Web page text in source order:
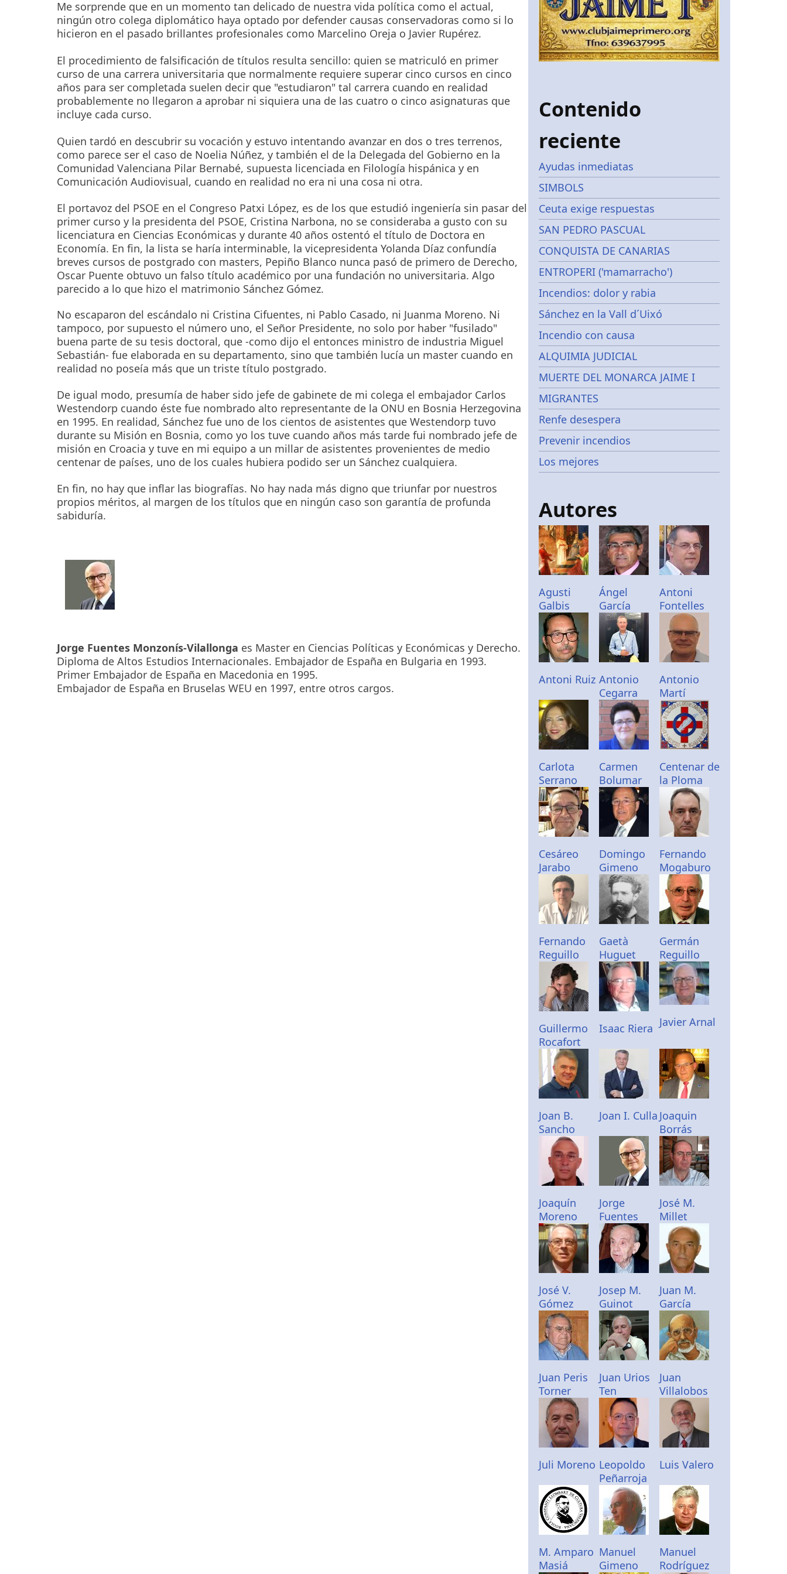
Me sorprende que en un momento tan delicado de nuestra vida política como el actual,
ningún otro colega diplomático haya optado por defender causas conservadoras como si lo
hicieron en el pasado brillantes profesionales como Marcelino Oreja o Javier Rupérez.
El procedimiento de falsificación de títulos resulta sencillo: quien se matriculó en primer
curso de una carrera universitaria que normalmente requiere superar cinco cursos en cinco
años para ser completada suelen decir que "estudiaron" tal carrera cuando en realidad
probablemente no llegaron a aprobar ni siquiera una de las cuatro o cinco asignaturas que
incluye cada curso.
Quien tardó en descubrir su vocación y estuvo intentando avanzar en dos o tres terrenos,
como parece ser el caso de Noelia Núñez, y también el de la Delegada del Gobierno en la
Comunidad Valenciana Pilar Bernabé, supuesta licenciada en Filología hispánica y en
Comunicación Audiovisual, cuando en realidad no era ni una cosa ni otra.
El portavoz del PSOE en el Congreso Patxi López, es de los que estudió ingeniería sin pasar del
primer curso y la presidenta del PSOE, Cristina Narbona, no se consideraba a gusto con su
licenciatura en Ciencias Económicas y durante 40 años ostentó el título de Doctora en
Economía. En fin, la lista se haría interminable, la vicepresidenta Yolanda Díaz confundía
breves cursos de postgrado con masters, Pepiño Blanco nunca pasó de primero de Derecho,
Oscar Puente obtuvo un falso título académico por una fundación no universitaria. Algo
parecido a lo que hizo el matrimonio Sánchez Gómez.
No escaparon del escándalo ni Cristina Cifuentes, ni Pablo Casado, ni Juanma Moreno. Ni
tampoco, por supuesto el número uno, el Señor Presidente, no solo por haber "fusilado"
buena parte de su tesis doctoral, que -como dijo el entonces ministro de industria Miguel
Sebastián- fue elaborada en su departamento, sino que también lucía un master cuando en
realidad no poseía más que un triste título postgrado.
De igual modo, presumía de haber sido jefe de gabinete de mi colega el embajador Carlos
Westendorp cuando éste fue nombrado alto representante de la ONU en Bosnia Herzegovina
en 1995. En realidad, Sánchez fue uno de los cientos de asistentes que Westendorp tuvo
durante su Misión en Bosnia, como yo los tuve cuando años más tarde fui nombrado jefe de
misión en Croacia y tuve en mi equipo a un millar de asistentes provenientes de medio
centenar de países, uno de los cuales hubiera podido ser un Sánchez cualquiera.
En fin, no hay que inflar las biografías. No hay nada más digno que triunfar por nuestros
propios méritos, al margen de los títulos que en ningún caso son garantía de profunda
sabiduría.
Jorge Fuentes Monzonís-Vilallonga es Master en Ciencias Políticas y Económicas y Derecho.
Diploma de Altos Estudios Internacionales. Embajador de España en Bulgaria en 1993.
Primer Embajador de España en Macedonia en 1995.
Embajador de España en Bruselas WEU en 1997, entre otros cargos.
Contenido
reciente
Ayudas inmediatas
SIMBOLS
Ceuta exige respuestas
SAN PEDRO PASCUAL
CONQUISTA DE CANARIAS
ENTROPERI ('mamarracho')
Incendios: dolor y rabia
Sánchez en la Vall d´Uixó
Incendio con causa
ALQUIMIA JUDICIAL
MUERTE DEL MONARCA JAIME I
MIGRANTES
Renfe desespera
Prevenir incendios
Los mejores
Autores
Agusti
Galbis
Ángel
García
Antoni
Fontelles
Antoni Ruiz Antonio
Cegarra
Antonio
Martí
Carlota
Serrano
Carmen
Bolumar
Centenar de
la Ploma
Cesáreo
Jarabo
Domingo
Gimeno
Fernando
Mogaburo
Fernando
Reguillo
Gaetà
Huguet
Germán
Reguillo
Guillermo
Rocafort
Isaac Riera Javier Arnal
Joan B.
Sancho
Joan I. Culla Joaquin
Borrás
Joaquín
Moreno
Jorge
Fuentes
José M.
Millet
José V.
Gómez
Josep M.
Guinot
Juan M.
García
Juan Peris
Torner
Juan Urios
Ten
Juan
Villalobos
Juli Moreno Leopoldo
Peñarroja
Luis Valero
M. Amparo
Masiá
Manuel
Gimeno
Manuel
Rodríguez